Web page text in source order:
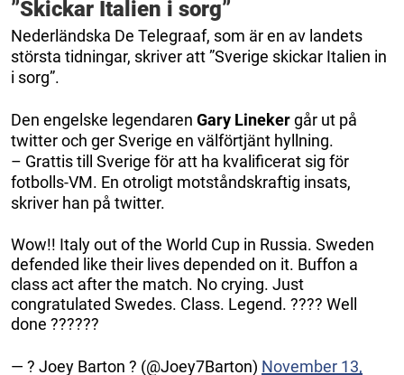
”Skickar Italien i sorg”
Nederländska De Telegraaf, som är en av landets
största tidningar, skriver att ”Sverige skickar Italien in
i sorg”.
Den engelske legendaren Gary Linekergår ut på
twitter och ger Sverige en välförtjänt hyllning.
– Grattis till Sverige för att ha kvalificerat sig för
fotbolls-VM. En otroligt motståndskraftig insats,
skriver han på twitter.
Wow!! Italy out of the World Cup in Russia. Sweden
defended like their lives depended on it. Buffon a
class act after the match. No crying. Just
congratulated Swedes. Class. Legend. ???? Well
done ??????
— ? Joey Barton ? (@Joey7Barton) November 13,